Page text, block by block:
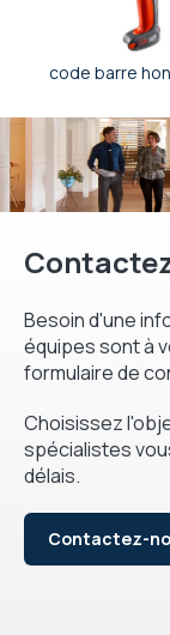
code barre
Besoin d'une
équipes sont à
formulaire de
Choisissez
spécialistes
délais.
Contactez-